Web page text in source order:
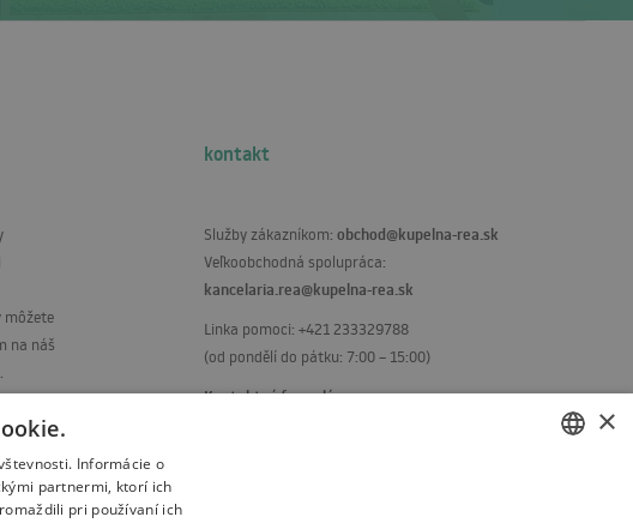
môžete
na náš
kontakt
Služby zákazníkom: obchod@kupelna-rea.sk
Veľkoobchodná spolupráca:
kancelaria.rea@kupelna-rea.sk
Linka pomoci: +421 233329788
(od pondělí do pátku: 7:00 – 15:00)
Kontaktný formulár
×
Informácie o
partnermi, ktorí ich
pri používaní ich